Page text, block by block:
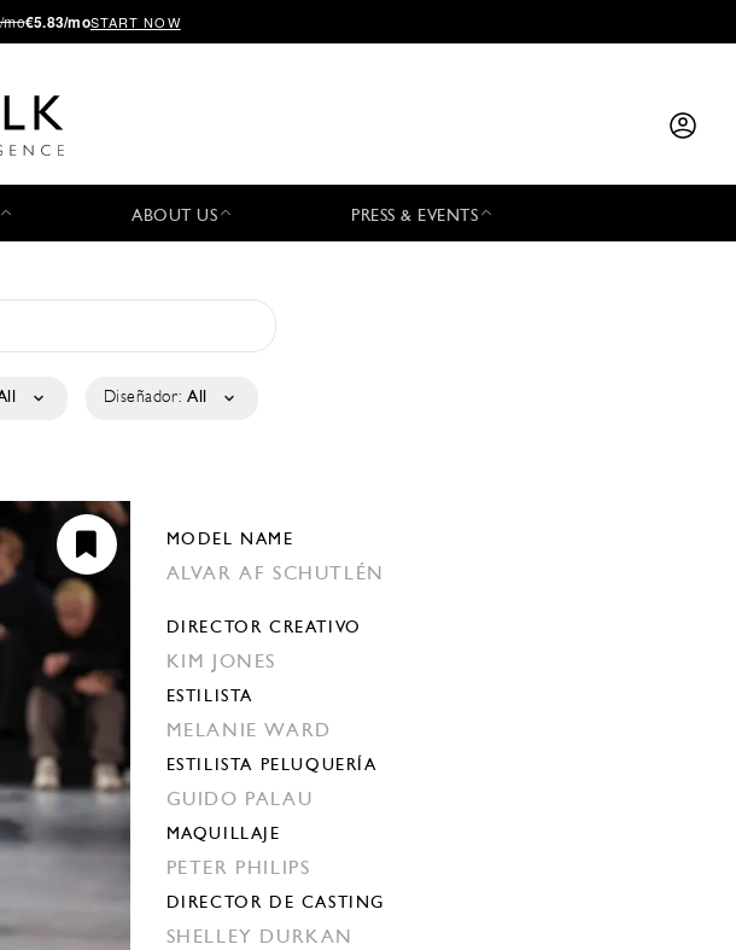
mo€5.83/moSTART NOW
ABOUT US PRESS & EVENTS
Diseñador: All
MODEL NAME
ALVAR AF SCHUTLÉN
DIRECTOR CREATIVO
KIM JONES
ESTILISTA
MELANIE WARD
ESTILISTA PELUQUERÍA
GUIDO PALAU
MAQUILLAJE
PETER PHILIPS
DIRECTOR DE CASTING
SHELLEY DURKAN